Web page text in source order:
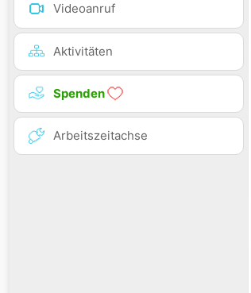
Videoanruf
Aktivitäten
Spenden
Arbeitszeitachse